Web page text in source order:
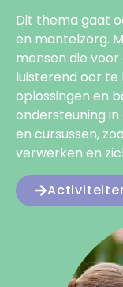
Dit thema gaat
en mantelzorg.
mensen die
luisterend oor te
oplossingen en
ondersteuning
en cursussen,
verwerken en